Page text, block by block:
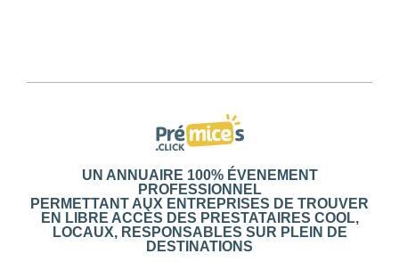
UN ANNUAIRE 100% ÉVENEMENT
PROFESSIONNEL
PERMETTANT AUX ENTREPRISES DE TROUVER
EN LIBRE ACCÈS DES PRESTATAIRES COOL,
LOCAUX, RESPONSABLES SUR PLEIN DE
DESTINATIONS